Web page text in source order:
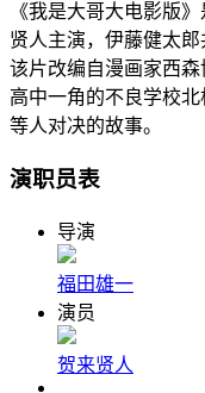
《我是大哥大电影版
贤人主演，伊藤健太郎
该片改编自漫画家西
高中一角的不良学校
等人对决的故事。
演职员表
导演
福田雄一
演员
贺来贤人